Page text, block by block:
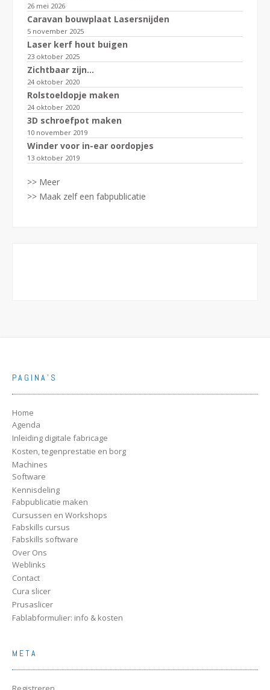
26 mei 2026
Caravan bouwplaat Lasersnijden
5 november 2025
Laser kerf hout buigen
23 oktober 2025
Zichtbaar zijn…
24 oktober 2020
Rolstoeldopje maken
24 oktober 2020
3D schroefpot maken
10 november 2019
Winder voor in-ear oordopjes
13 oktober 2019
>> Meer
>> Maak zelf een fabpublicatie
PAGINA’S
Home
Agenda
Inleiding digitale fabricage
Kosten, tegenprestatie en borg
Machines
Software
Kennisdeling
Fabpublicatie maken
Cursussen en Workshops
Fabskills cursus
Fabskills software
Over Ons
Weblinks
Contact
Cura slicer
Prusaslicer
Fablabformulier: info & kosten
META